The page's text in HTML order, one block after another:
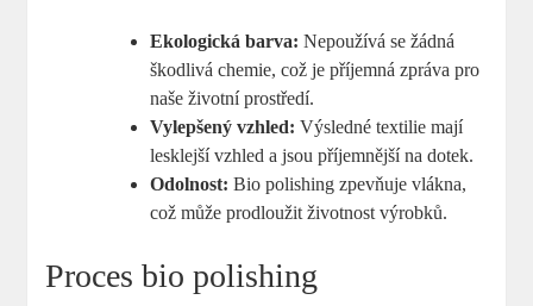
Ekologická barva: Nepoužívá se žádná
škodlivá chemie, což je příjemná zpráva pro
naše životní prostředí.
Vylepšený vzhled: Výsledné textilie mají
lesklejší vzhled a jsou příjemnější na dotek.
Odolnost: Bio polishing zpevňuje vlákna,
což může prodloužit životnost výrobků.
Proces bio polishing